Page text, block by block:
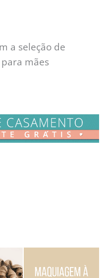
a seleção de
mães